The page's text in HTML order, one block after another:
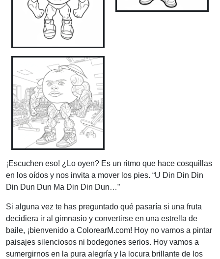
¡Escuchen eso! ¿Lo oyen? Es un ritmo que hace cosquillas
en los oídos y nos invita a mover los pies. “U Din Din Din
Din Dun Dun Ma Din Din Dun…”
Si alguna vez te has preguntado qué pasaría si una fruta
decidiera ir al gimnasio y convertirse en una estrella de
baile, ¡bienvenido a ColorearM.com! Hoy no vamos a pintar
paisajes silenciosos ni bodegones serios. Hoy vamos a
sumergirnos en la pura alegría y la locura brillante de los